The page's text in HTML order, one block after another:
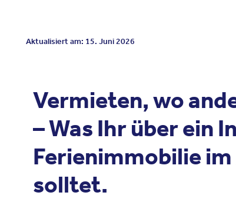
Aktualisiert am: 15. Juni 2026
Vermieten, wo
– Was Ihr über ein
Ferienimmobilie
solltet.